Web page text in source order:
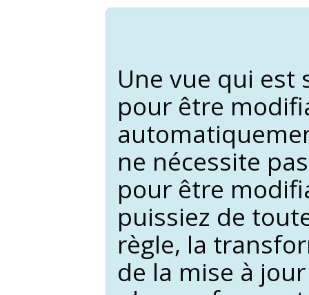
Une vue qui
pour être
ne nécessite
pour être
puissiez de
règle, la
de la mise à